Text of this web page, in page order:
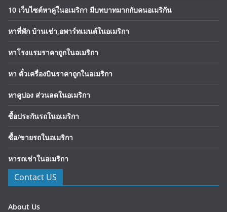
10 เว็บไซต์หาคู่ในอเมริกา มีบทบาทมากกับคนอเมริกัน
หาที่พัก บ้านเช่า,อพาร์ทเมนต์ในอเมริกา
หาโรงแรมราคาถูกในอเมริกา
หา ตั๋วเครื่องบินราคาถูกในอเมริกา
หาคูปอง ส่วนลดในอเมริกา
ซื้อประกันรถในอเมริกา
ซื้อ/ขายรถในอเมริกา
หารถเช่าในอเมริกา
Contact US
About Us